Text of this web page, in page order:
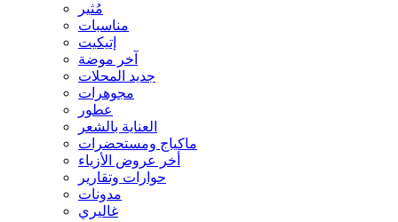
مُثير
مناسبات
إتيكيت
آخر موضة
جديد المحلات
مجوهرات
عطور
العناية بالشعر
ماكياج ومستحضرات
أخر عروض الأزياء
حوارات وتقارير
مدونات
غاليري